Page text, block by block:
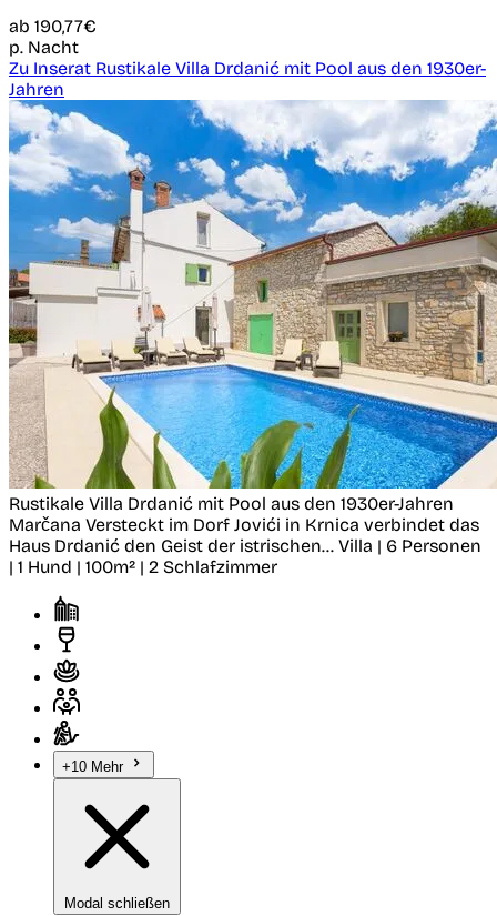
ab 190,77€
p. Nacht
Zu Inserat Rustikale Villa Drdanić mit Pool aus den 1930er-
Jahren
Rustikale Villa Drdanić mit Pool aus den 1930er-Jahren
Marčana Versteckt im Dorf Jovići in Krnica verbindet das
Haus Drdanić den Geist der istrischen... Villa | 6 Personen
| 1 Hund | 100m² | 2 Schlafzimmer
+10 Mehr
Modal schließen